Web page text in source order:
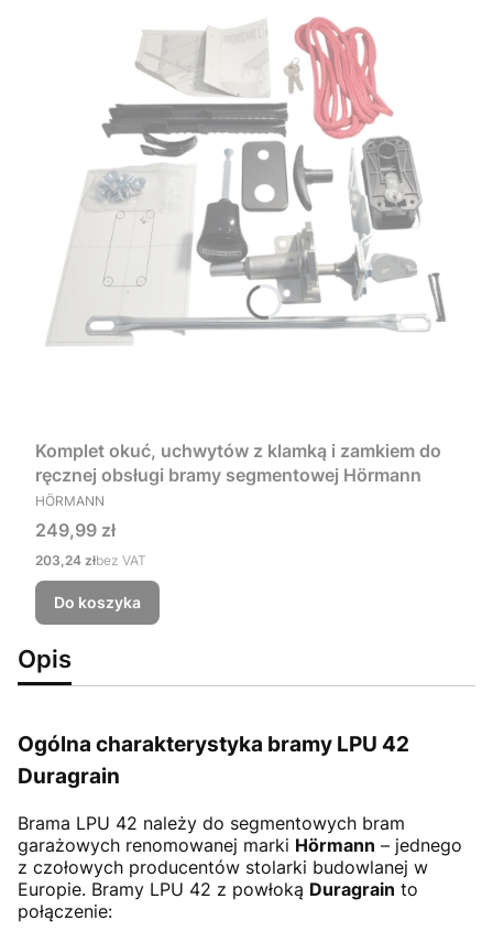
Komplet okuć, uchwytów z klamką i zamkiem do
ręcznej obsługi bramy segmentowej Hörmann
PRODUCENT
HÖRMANN
Cena
249,99 zł
Cena
203,24 złbez VAT
Do koszyka
Opis
Ogólna charakterystyka bramy LPU 42
Duragrain
Brama LPU 42 należy do segmentowych bram
garażowych renomowanej marki Hörmann – jednego
z czołowych producentów stolarki budowlanej w
Europie. Bramy LPU 42 z powłoką Duragrain to
połączenie: